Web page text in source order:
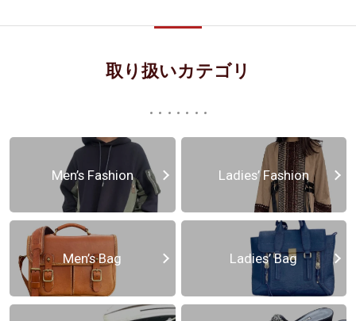
取り扱いカテゴリ
Men’s Fashion Ladies’ Fashion
Men’s Bag Ladies’ Bag